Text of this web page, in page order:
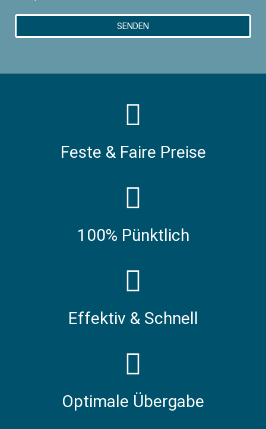
SENDEN
Feste & Faire Preise
100% Pünktlich
Effektiv & Schnell
Optimale Übergabe